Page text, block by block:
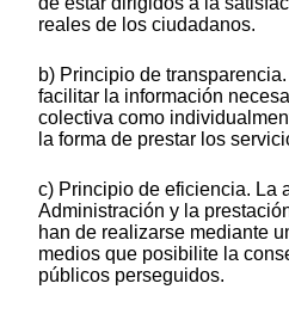
reales de los ciudadanos.
b) Principio de
facilitar la información
colectiva como
la forma de prestar los
c) Principio de eficiencia. La
Administración y la
han de realizarse mediante
medios que posibilite la
públicos perseguidos.